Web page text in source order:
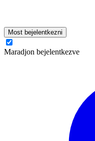
Most bejelentkezni
Maradjon bejelentkezve